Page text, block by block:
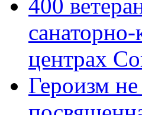
400
центрах
Героизм